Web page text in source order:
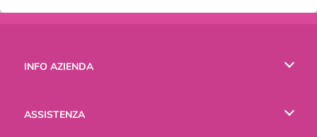
INFO AZIENDA
ASSISTENZA